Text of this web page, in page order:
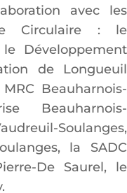
avec les
Circulaire : le
Développement
de Longueuil
Beauharnois-
Beauharnois-
Soulanges,
la SADC
De Saurel, le